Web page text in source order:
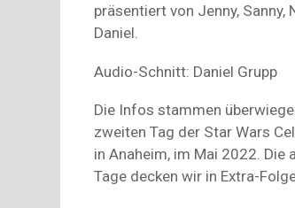
präsentiert von Jenny, Sanny,
Daniel.
Audio-Schnitt: Daniel Grupp
Die Infos stammen
zweiten Tag der Star Wars
in Anaheim, im Mai 2022. Die
Tage decken wir in Extra-